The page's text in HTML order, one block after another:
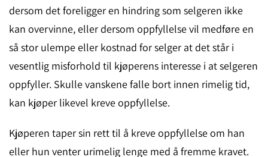
dersom det foreligger en hindring som selgeren ikke
kan overvinne, eller dersom oppfyllelse vil medføre en
så stor ulempe eller kostnad for selger at det står i
vesentlig misforhold til kjøperens interesse i at selgeren
oppfyller. Skulle vanskene falle bort innen rimelig tid,
kan kjøper likevel kreve oppfyllelse.
Kjøperen taper sin rett til å kreve oppfyllelse om han
eller hun venter urimelig lenge med å fremme kravet.